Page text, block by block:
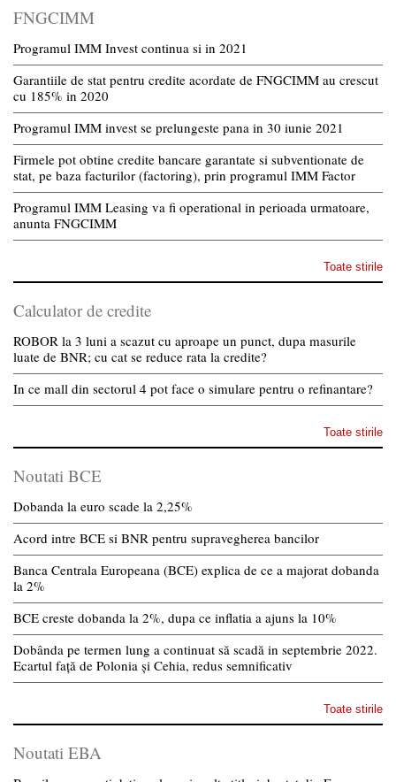
FNGCIMM
Programul IMM Invest continua si in 2021
Garantiile de stat pentru credite acordate de FNGCIMM au crescut
cu 185% in 2020
Programul IMM invest se prelungeste pana in 30 iunie 2021
Firmele pot obtine credite bancare garantate si subventionate de
stat, pe baza facturilor (factoring), prin programul IMM Factor
Programul IMM Leasing va fi operational in perioada urmatoare,
anunta FNGCIMM
Toate stirile
Calculator de credite
ROBOR la 3 luni a scazut cu aproape un punct, dupa masurile
luate de BNR; cu cat se reduce rata la credite?
In ce mall din sectorul 4 pot face o simulare pentru o refinantare?
Toate stirile
Noutati BCE
Dobanda la euro scade la 2,25%
Acord intre BCE si BNR pentru supravegherea bancilor
Banca Centrala Europeana (BCE) explica de ce a majorat dobanda
la 2%
BCE creste dobanda la 2%, dupa ce inflatia a ajuns la 10%
Dobânda pe termen lung a continuat să scadă in septembrie 2022.
Ecartul față de Polonia și Cehia, redus semnificativ
Toate stirile
Noutati EBA